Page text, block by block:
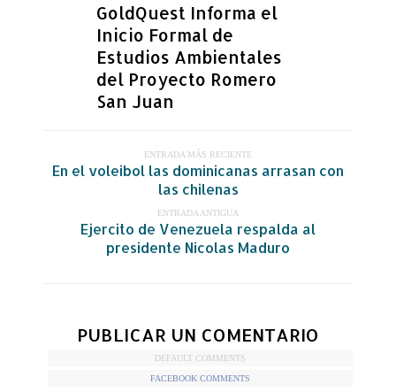
GoldQuest Informa el
Inicio Formal de
Estudios Ambientales
del Proyecto Romero
San Juan
ENTRADA MÁS RECIENTE
En el voleibol las dominicanas arrasan con
las chilenas
ENTRADA ANTIGUA
Ejercito de Venezuela respalda al
presidente Nicolas Maduro
PUBLICAR UN COMENTARIO
DEFAULT COMMENTS
FACEBOOK COMMENTS